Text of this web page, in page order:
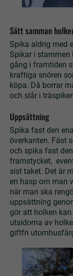
Sätt samman
Spika aldrig med
Spikar i stammen
gång i framtiden
kraftiga snören
köpa.­ Då­ borrar­
och slår i
Uppsättning
Spika fast den
överkanten. Fäst
och spika fast
framstycket,
sist taket. Det är
en hasp om man
när man ska
uppsättning
gör att holken
utsidorna av
giftfri